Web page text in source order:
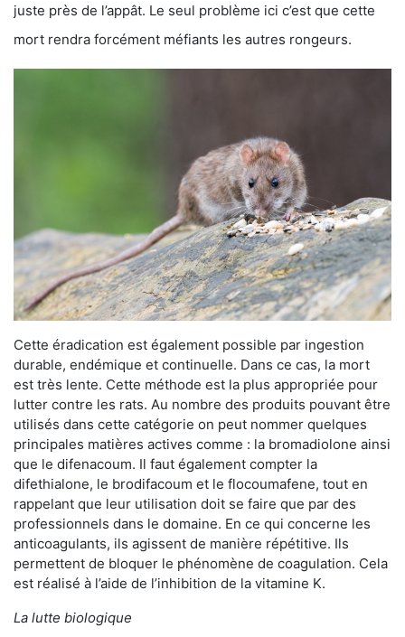
juste près de l’appât. Le seul problème ici c’est que cette
mort rendra forcément méfiants les autres rongeurs.
Cette éradication est également possible par ingestion
durable, endémique et continuelle. Dans ce cas, la mort
est très lente. Cette méthode est la plus appropriée pour
lutter contre les rats. Au nombre des produits pouvant être
utilisés dans cette catégorie on peut nommer quelques
principales matières actives comme : la bromadiolone ainsi
que le difenacoum. Il faut également compter la
difethialone, le brodifacoum et le flocoumafene, tout en
rappelant que leur utilisation doit se faire que par des
professionnels dans le domaine. En ce qui concerne les
anticoagulants, ils agissent de manière répétitive. Ils
permettent de bloquer le phénomène de coagulation. Cela
est réalisé à l’aide de l’inhibition de la vitamine K.
La lutte biologique